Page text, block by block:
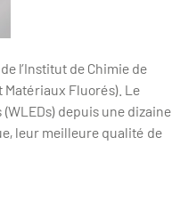
l’Institut de Chimie de
Matériaux Fluorés). Le
depuis une dizaine
leur meilleure qualité de